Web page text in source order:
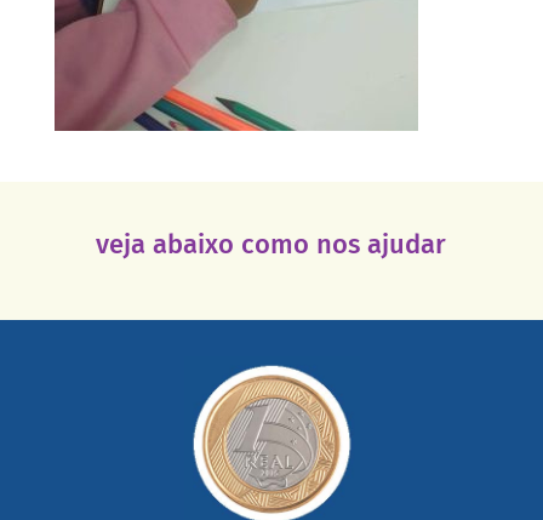
veja abaixo como nos ajudar
mail mostrando tudo o que fizemos com a sua ajuda
somada a de outras pessoas.
saiba mais